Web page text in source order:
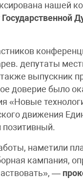
нашей
депутаты
выпускник
доверие было
«Новые
движения
наметили
кампания,
—